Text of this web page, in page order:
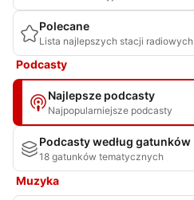
Polecane
Lista najlepszych stacji radiowych
Podcasty
Najlepsze podcasty
Najpopularniejsze podcasty
Podcasty według gatunków
18 gatunków tematycznych
Muzyka